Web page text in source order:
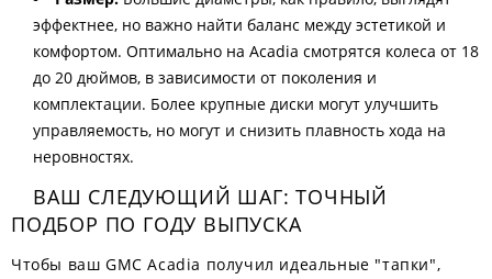
эффектнее, но важно найти баланс между эстетикой и
комфортом. Оптимально на Acadia смотрятся колеса от 18
до 20 дюймов, в зависимости от поколения и
комплектации. Более крупные диски могут улучшить
управляемость, но могут и снизить плавность хода на
неровностях.
ВАШ СЛЕДУЮЩИЙ ШАГ: ТОЧНЫЙ
ПОДБОР ПО ГОДУ ВЫПУСКА
Чтобы ваш GMC Acadia получил идеальные "тапки",